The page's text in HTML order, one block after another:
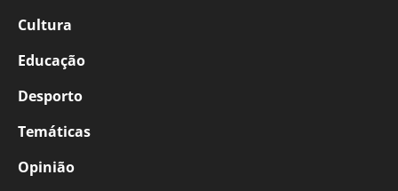
Cultura
Educação
Desporto
Temáticas
Opinião